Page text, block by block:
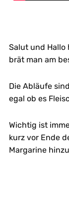
Salut und Hallo
brät man am
Die Abläufe
egal ob es
Wichtig ist
kurz vor Ende
Margarine